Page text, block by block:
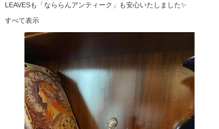
LEAVESも「なららんアンティーク」も安心いたしました✨
すべて表示